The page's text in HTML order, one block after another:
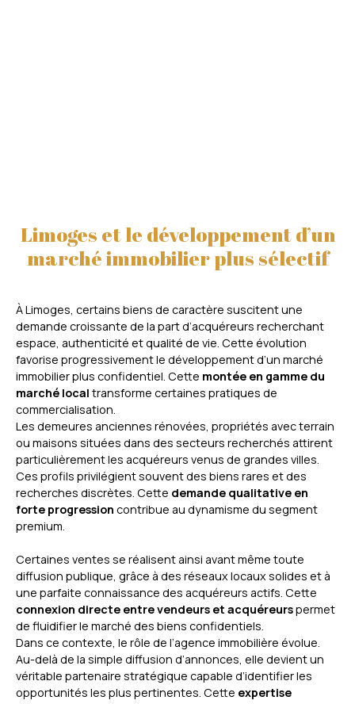
Limoges et le développement d’un
marché immobilier plus sélectif
À Limoges, certains biens de caractère suscitent une
demande croissante de la part d’acquéreurs recherchant
espace, authenticité et qualité de vie. Cette évolution
favorise progressivement le développement d’un marché
immobilier plus confidentiel. Cette montée en gamme du
marché local transforme certaines pratiques de
commercialisation.
Les demeures anciennes rénovées, propriétés avec terrain
ou maisons situées dans des secteurs recherchés attirent
particulièrement les acquéreurs venus de grandes villes.
Ces profils privilégient souvent des biens rares et des
recherches discrètes. Cette demande qualitative en
forte progression contribue au dynamisme du segment
premium.
Certaines ventes se réalisent ainsi avant même toute
diffusion publique, grâce à des réseaux locaux solides et à
une parfaite connaissance des acquéreurs actifs. Cette
connexion directe entre vendeurs et acquéreurspermet
de fluidifier le marché des biens confidentiels.
Dans ce contexte, le rôle de l’agence immobilière évolue.
Au-delà de la simple diffusion d’annonces, elle devient un
véritable partenaire stratégique capable d’identifier les
opportunités les plus pertinentes. Cette expertise